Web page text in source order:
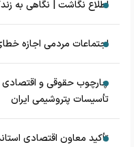
اطلاع نگاشت | نگاهی به
اجتماعات مردمی اجازه
چارچوب حقوقی و اقتصادی
تأسیسات پتروشیمی ایران
تأکید معاون اقتصادی